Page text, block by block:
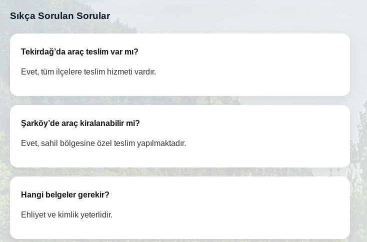
Sıkça Sorulan Sorular
Tekirdağ’da araç teslim var mı?
Evet, tüm ilçelere teslim hizmeti vardır.
Şarköy’de araç kiralanabilir mi?
Evet, sahil bölgesine özel teslim yapılmaktadır.
Hangi belgeler gerekir?
Ehliyet ve kimlik yeterlidir.